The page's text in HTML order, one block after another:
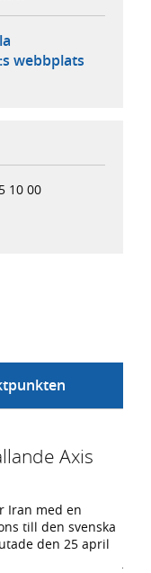
webbplats
10 00
din e-
Axis
Iran med en
till den svenska
den 25 april